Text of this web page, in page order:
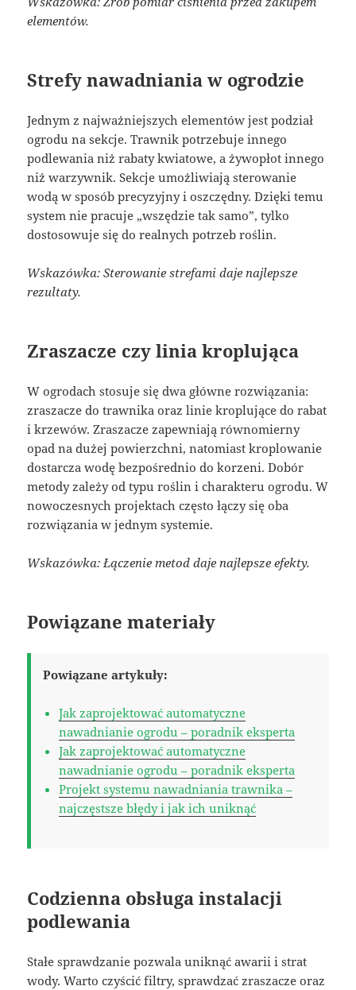
elementów.
Strefy nawadniania w ogrodzie
Jednym z najważniejszych elementów jest podział
ogrodu na sekcje. Trawnik potrzebuje innego
podlewania niż rabaty kwiatowe, a żywopłot innego
niż warzywnik. Sekcje umożliwiają sterowanie
wodą w sposób precyzyjny i oszczędny. Dzięki temu
system nie pracuje „wszędzie tak samo”, tylko
dostosowuje się do realnych potrzeb roślin.
Wskazówka: Sterowanie strefami daje najlepsze
rezultaty.
Zraszacze czy linia kroplująca
W ogrodach stosuje się dwa główne rozwiązania:
zraszacze do trawnika oraz linie kroplujące do rabat
i krzewów. Zraszacze zapewniają równomierny
opad na dużej powierzchni, natomiast kroplowanie
dostarcza wodę bezpośrednio do korzeni. Dobór
metody zależy od typu roślin i charakteru ogrodu. W
nowoczesnych projektach często łączy się oba
rozwiązania w jednym systemie.
Wskazówka: Łączenie metod daje najlepsze efekty.
Powiązane materiały
Powiązane artykuły:
Jak zaprojektować automatyczne
nawadnianie ogrodu – poradnik eksperta
Jak zaprojektować automatyczne
nawadnianie ogrodu – poradnik eksperta
Projekt systemu nawadniania trawnika –
najczęstsze błędy i jak ich uniknąć
Codzienna obsługa instalacji
podlewania
Stałe sprawdzanie pozwala uniknąć awarii i strat
wody. Warto czyścić filtry, sprawdzać zraszacze oraz